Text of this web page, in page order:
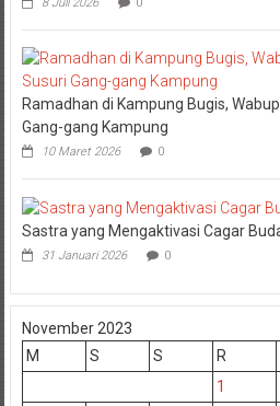
8 Juli 2026 0
Ramadhan di Kampung Bugis,
Gang-gang Kampung
10 Maret 2026 0
Sastra yang Mengaktivasi Cagar
31 Januari 2026 0
November 2023
M
S S R
1